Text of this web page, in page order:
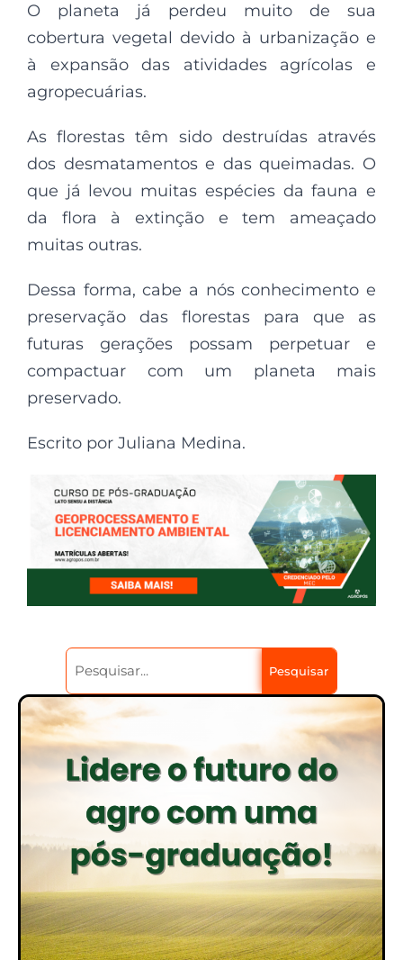
O planeta já perdeu muito de sua
cobertura vegetal devido à urbanização e
à expansão das atividades agrícolas e
agropecuárias.
As florestas têm sido destruídas através
dos desmatamentos e das queimadas. O
que já levou muitas espécies da fauna e
da flora à extinção e tem ameaçado
muitas outras.
Dessa forma, cabe a nós conhecimento e
preservação das florestas para que as
futuras gerações possam perpetuar e
compactuar com um planeta mais
preservado.
Escrito por Juliana Medina.
Pesquisar